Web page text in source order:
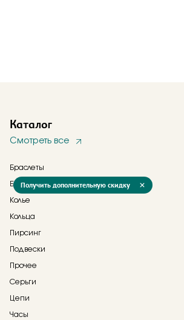
Каталог
Смотреть все
Браслеты
Брошь
Колье
Кольца
Пирсинг
Подвески
Прочее
Серьги
Цепи
Часы
Получить дополнительную скидку